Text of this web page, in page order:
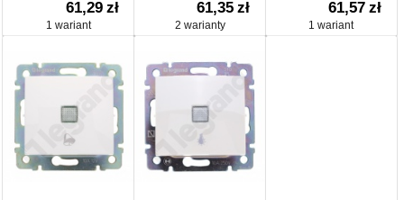
61,29 zł
1 wariant
61,35 zł
2 warianty
awaryjnego
61,57 zł
1 wariant